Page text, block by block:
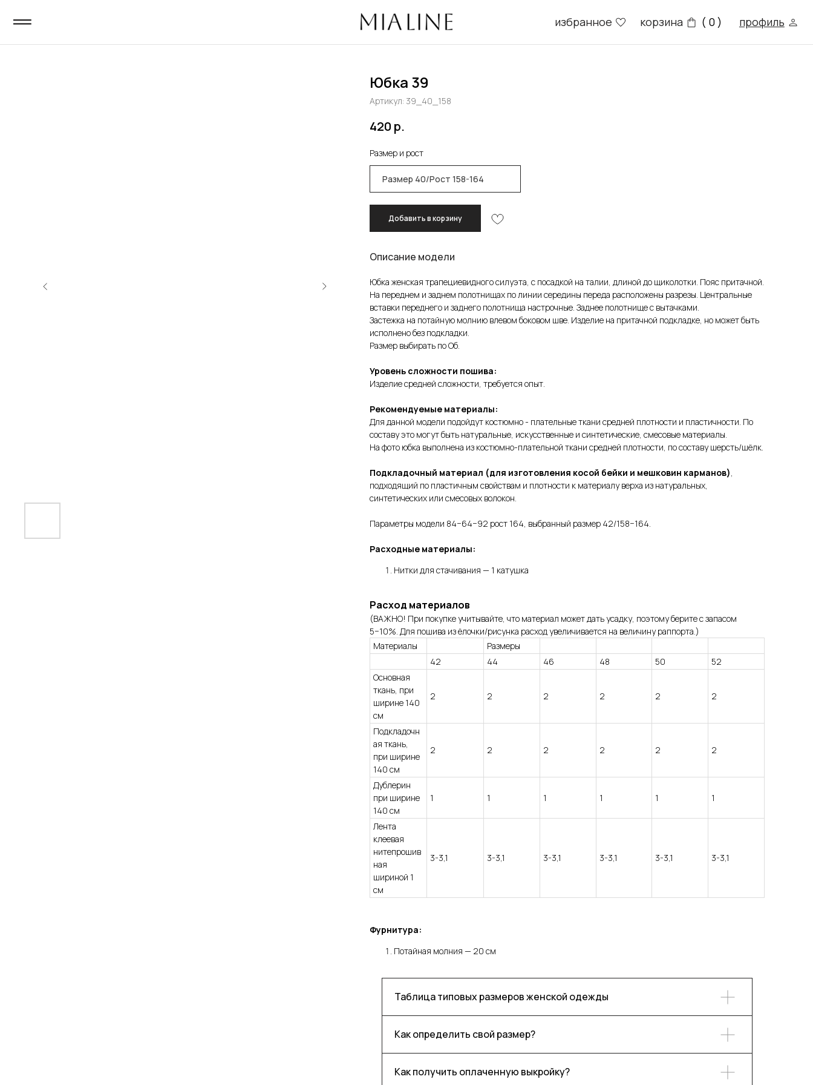
корзина ( 0 ) профиль
Юбка 39
Артикул: 39_40_158
420 р.
Размер и рост
Добавить в корзину
Описание модели
Юбка женская трапециевидного силуэта, с посадкой на талии, длиной до щиколотки. Пояс притачной.
На переднем и заднем полотнищах по линии середины переда расположены разрезы. Центральные
вставки переднего и заднего полотнища настрочные. Заднее полотнище с вытачками.
Застежка на потайную молнию влевом боковом шве. Изделие на притачной подкладке, но может быть
исполнено без подкладки.
Размер выбирать по Об.
Уровень сложности пошива:
Изделие средней сложности, требуется опыт.
Рекомендуемые материалы:
Для данной модели подойдут костюмно - плательные ткани средней плотности и пластичности. По
составу это могут быть натуральные, искусственные и синтетические, смесовые материалы.
На фото юбка выполнена из костюмно-плательной ткани средней плотности, по составу шерсть/шёлк.
Подкладочный материал (для изготовления косой бейки и мешковин карманов),
подходящий по пластичным свойствам и плотности к материалу верха из натуральных,
синтетических или смесовых волокон.
Параметры модели 84−64−92 рост 164, выбранный размер 42/158−164.
Расходные материалы:
Нитки для стачивания — 1 катушка
Расход материалов
(ВАЖНО! При покупке учитывайте, что материал может дать усадку, поэтому берите с запасом
5−10%. Для пошива из ёлочки/рисунка расход увеличивается на величину раппорта.)
Материалы
Размеры
42
44 46 48 50
52
Основная
ткань, при
ширине 140
см
2 2 2 2 2 2
Подкладочн
ая ткань,
при ширине
140 см
2 2 2 2 2 2
Дублерин
при ширине
140 см
1 1 1 1 1 1
Лента
клеевая
нитепрошив
ная
шириной 1
см
3-3,1 3-3,1 3-3,1 3-3,1 3-3,1 3-3,1
Фурнитура:
Потайная молния — 20 см
Таблица типовых размеров женской одежды
Как определить свой размер?
Как получить оплаченную выкройку?